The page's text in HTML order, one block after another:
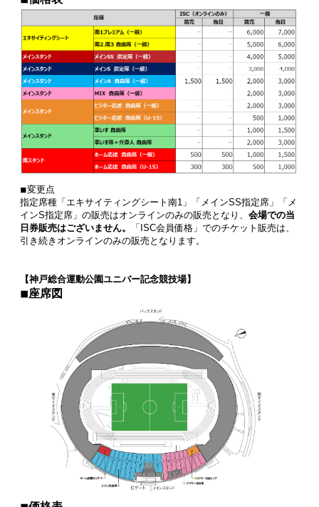
◾︎変更点
指定席種「エキサイティングシート南1」「メインSS指定席」「メ
インS指定席」の販売はオンラインのみの販売となり、 会場での当
日券販売はございません。
「ISC会員価格」でのチケット販売は、
引き続きオンラインのみの販売となります。
【神戸総合運動公園ユニバー記念競技場】
◾︎座席図